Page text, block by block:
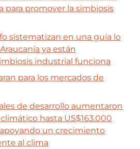
para promover la simbiosis
sistematizan en una guía lo
ya están
industrial funciona
para los mercados de
de desarrollo aumentaron
hasta US$163.000
un crecimiento
al clima